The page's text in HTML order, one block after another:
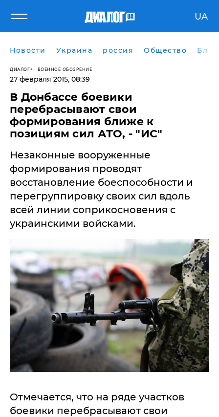
UA
Новости Украина россия Общество
ДИАЛОГ ВОЕННОЕ ОБОЗРЕНИЕ
27 февраля 2015, 08:39
В Донбассе боевики
перебрасывают свои
формирования ближе к
позициям сил АТО, - "ИС"
Незаконные вооруженные
формирования проводят
восстановление боеспособности и
перегруппировку своих сил вдоль
всей линии соприкосновения с
украинскими войсками.
Отмечается, что на ряде участков
боевики перебрасывают свои